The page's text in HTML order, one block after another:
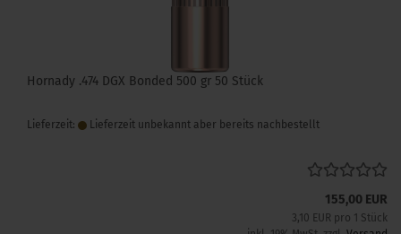
Hornady .474 DGX Bonded 500 gr 50 Stück
Lieferzeit: Lieferzeit unbekannt aber bereits nachbestellt
155,00 EUR
3,10 EUR pro 1 Stück